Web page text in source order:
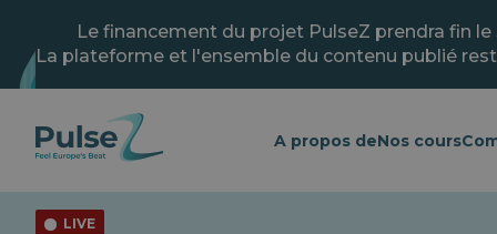
main
content
Le financement du projet PulseZ prendra fin le
La plateforme et l'ensemble du contenu publié
A propos deNos cours
LIVE